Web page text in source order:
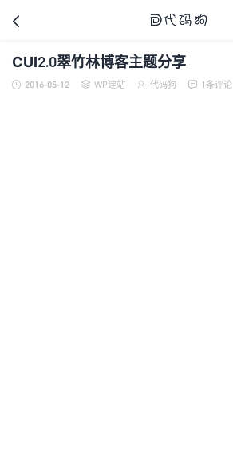


CUI2.0翠竹林博客主题分享
 2016-05-12  WP建站  代码狗  1条评论